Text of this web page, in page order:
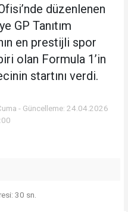
düzenlenen
GP Tanıtım
en prestijli spor
olan Formula 1’in
startını verdi.
- Güncelleme: 24.04.2026
30 sn.